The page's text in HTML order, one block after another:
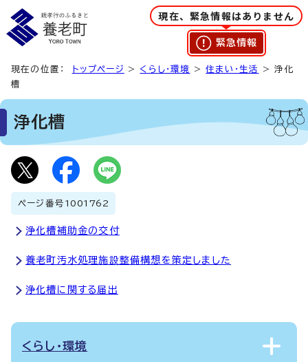
現在、緊急情報はありません
緊急情報
現在の位置： トップページ > くらし・環境 >住まい・生活
> 浄化
槽
浄化槽
ページ番号 1001762
浄化槽補助金の交付
養老町汚水処理施設整備構想を策定しました
浄化槽に関する届出
くらし・環境